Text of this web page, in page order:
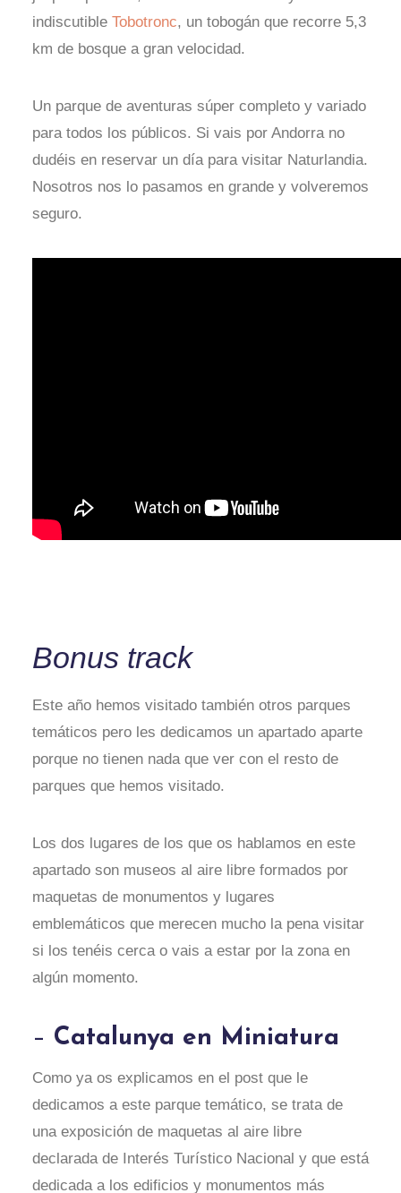
indiscutible Tobotronc, un tobogán que recorre 5,3
km de bosque a gran velocidad.
Un parque de aventuras súper completo y variado
para todos los públicos. Si vais por Andorra no
dudéis en reservar un día para visitar Naturlandia.
Nosotros nos lo pasamos en grande y volveremos
seguro.
Bonus track
Este año hemos visitado también otros parques
temáticos pero les dedicamos un apartado aparte
porque no tienen nada que ver con el resto de
parques que hemos visitado.
Los dos lugares de los que os hablamos en este
apartado son museos al aire libre formados por
maquetas de monumentos y lugares
emblemáticos que merecen mucho la pena visitar
si los tenéis cerca o vais a estar por la zona en
algún momento.
– Catalunya en Miniatura
Como ya os explicamos en el post que le
dedicamos a este parque temático, se trata de
una exposición de maquetas al aire libre
declarada de Interés Turístico Nacional y que está
dedicada a los edificios y monumentos más